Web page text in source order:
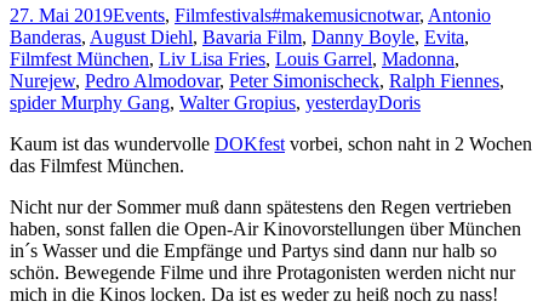
Odyssee
27. Mai 2019Events, Filmfestivals#makemusicnotwar, Antonio
Banderas, August Diehl, Bavaria Film, Danny Boyle, Evita,
Filmfest München, Liv Lisa Fries, Louis Garrel, Madonna,
Nurejew, Pedro Almodovar, Peter Simonischeck, Ralph Fiennes,
spider Murphy Gang, Walter Gropius, yesterdayDoris
Kaum ist das wundervolle DOKfest vorbei, schon naht in 2 Wochen
das Filmfest München.
Nicht nur der Sommer muß dann spätestens den Regen vertrieben
haben, sonst fallen die Open-Air Kinovorstellungen über München
in´s Wasser und die Empfänge und Partys sind dann nur halb so
schön. Bewegende Filme und ihre Protagonisten werden nicht nur
mich in die Kinos locken. Da ist es weder zu heiß noch zu nass!